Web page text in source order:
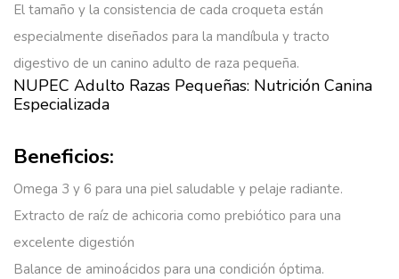
El tamaño y la consistencia de cada croqueta están
especialmente diseñados para la mandíbula y tracto
digestivo de un canino adulto de raza pequeña.
NUPEC Adulto Razas Pequeñas: Nutrición Canina
Especializada
Beneficios:
Omega 3 y 6 para una piel saludable y pelaje radiante.
Extracto de raíz de achicoria como prebiótico para una
excelente digestión
Balance de aminoácidos para una condición óptima.